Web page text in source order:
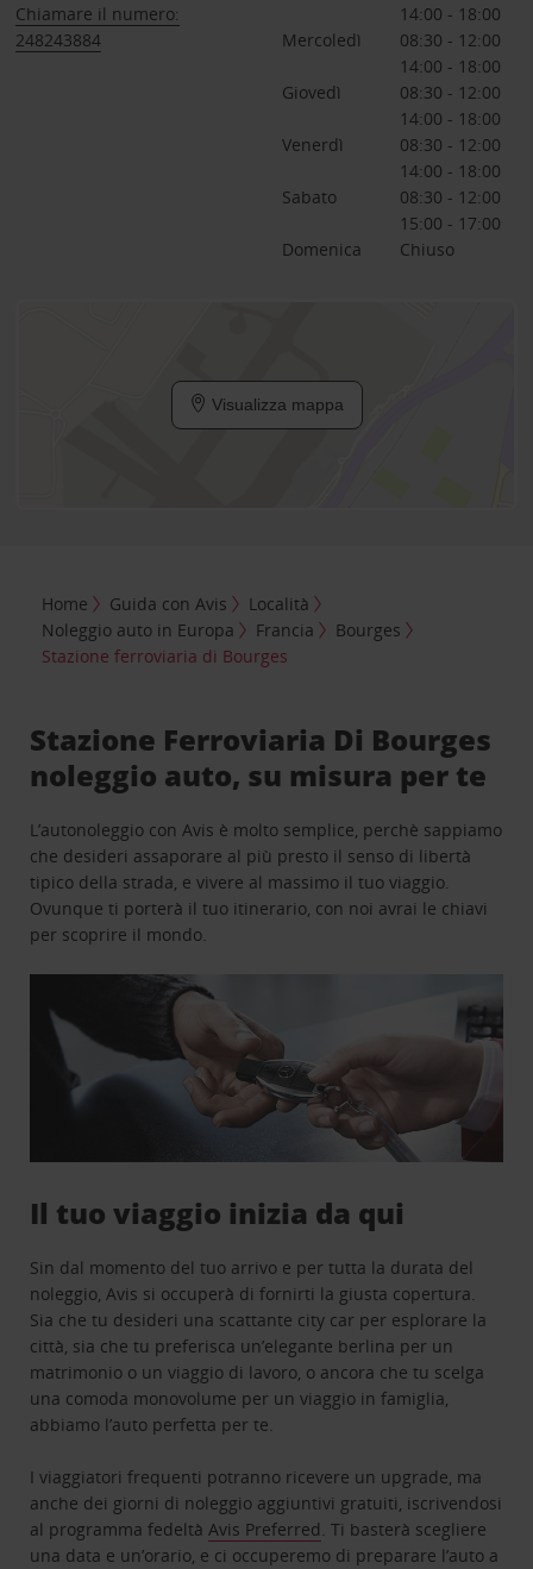
Chiamare il numero:
248243884
14:00 - 18:00
Mercoledì
08:30 - 12:00
14:00 - 18:00
Giovedì
08:30 - 12:00
14:00 - 18:00
Venerdì
08:30 - 12:00
14:00 - 18:00
Sabato
08:30 - 12:00
15:00 - 17:00
Domenica
Chiuso
Visualizza mappa
Home Guida con Avis
Località
Noleggio auto in Europa
Francia
Bourges
Stazione ferroviaria di Bourges
Stazione Ferroviaria Di Bourges
noleggio auto, su misura per te
L’autonoleggio con Avis è molto semplice, perchè sappiamo
che desideri assaporare al più presto il senso di libertà
tipico della strada, e vivere al massimo il tuo viaggio.
Ovunque ti porterà il tuo itinerario, con noi avrai le chiavi
per scoprire il mondo.
Il tuo viaggio inizia da qui
Sin dal momento del tuo arrivo e per tutta la durata del
noleggio, Avis si occuperà di fornirti la giusta copertura.
Sia che tu desideri una scattante city car per esplorare la
città, sia che tu preferisca un’elegante berlina per un
matrimonio o un viaggio di lavoro, o ancora che tu scelga
una comoda monovolume per un viaggio in famiglia,
abbiamo l’auto perfetta per te.
I viaggiatori frequenti potranno ricevere un upgrade, ma
anche dei giorni di noleggio aggiuntivi gratuiti, iscrivendosi
al programma fedeltàAvis Preferred. Ti basterà scegliere
una data e un’orario, e ci occuperemo di preparare l’auto a